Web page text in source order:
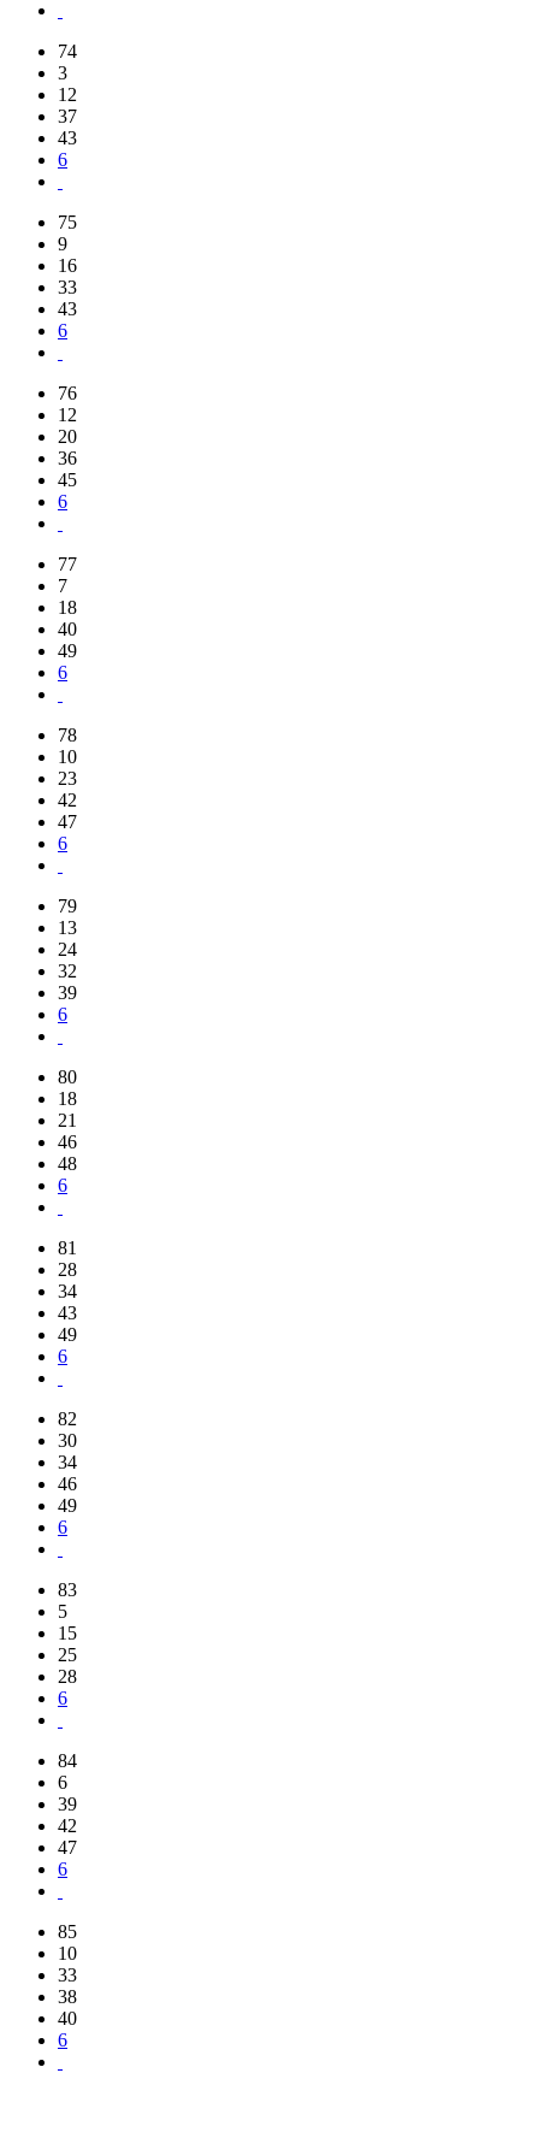
74
3
12
37
43
6
75
9
16
33
43
6
76
12
20
36
45
6
77
7
18
40
49
6
78
10
23
42
47
6
79
13
24
32
39
6
80
18
21
46
48
6
81
28
34
43
49
6
82
30
34
46
49
6
83
5
15
25
28
6
84
6
39
42
47
6
85
10
33
38
40
6